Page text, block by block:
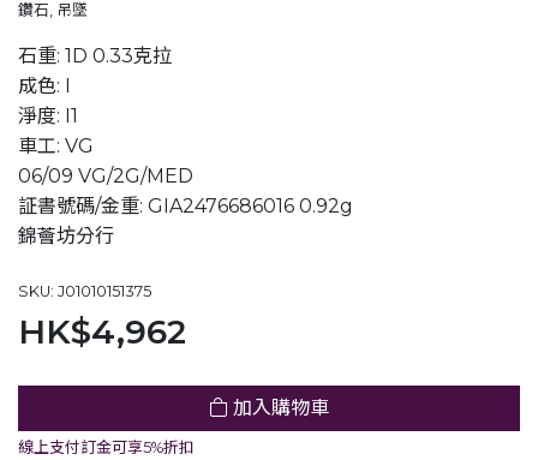
鑽石, 吊墜
石重: 1D 0.33克拉
成色: I
淨度: I1
車工: VG
06/09 VG/2G/MED
証書號碼/金重: GIA2476686016 0.92g
錦薈坊分行
SKU: J01010151375
HK$4,962
加入購物車
線上支付訂金可享5%折扣